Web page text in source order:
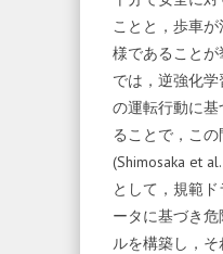
ことと，歩車
様であること
では，逆強化
の運転行動に
ることで，こ
(Shimosaka et
として，規範
ータに基づき
ルを構築し，